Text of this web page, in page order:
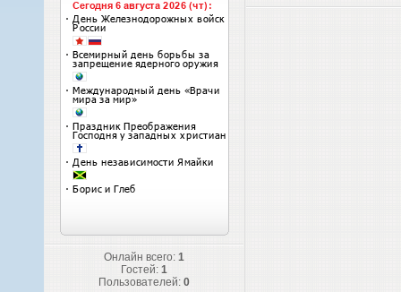
Онлайн всего: 1
Гостей: 1
Пользователей: 0